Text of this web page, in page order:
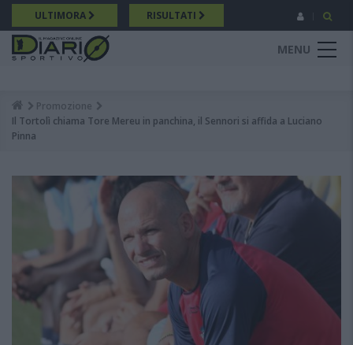
Salta
al
contenuto
principale
ULTIMORA RISULTATI
MENU
Breadcrumb
Promozione
Il Tortolì chiama Tore Mereu in panchina, il Sennori si affida a Luciano
Pinna